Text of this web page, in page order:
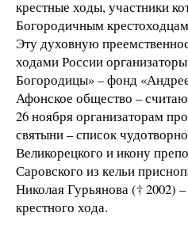
крестные ходы, участники
Богородичным
Эту духовную
ходами России
Богородицы» – фонд
Афонское общество –
26 ноября организаторам
святыни – список
Великорецкого и икону
Саровского из кельи
Николая Гурьянова († 2002)
крестного хода.